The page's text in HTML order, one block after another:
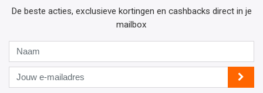
De beste acties, exclusieve kortingen en cashbacks direct in je
mailbox
Jouw
e-